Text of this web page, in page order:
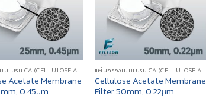
แผ่นกรองเมมเบรน CA (CELLULOSE ACETATE MEMBRANE FILTER)
Acetate Membrane
0.45μm
แผ่นกรองเมมเบรน CA (CELLULOSE ACETATE MEMBRANE FILTER)
Cellulose Acetate Membrane
Filter 50mm, 0.22μm